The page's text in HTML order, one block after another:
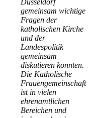
gemeinsam wichtige
Fragen der
katholischen Kirche
und der
Landespolitik
gemeinsam
diskutieren konnten.
Die Katholische
Frauengemeinschaft
ist in vielen
ehrenamtlichen
Bereichen und